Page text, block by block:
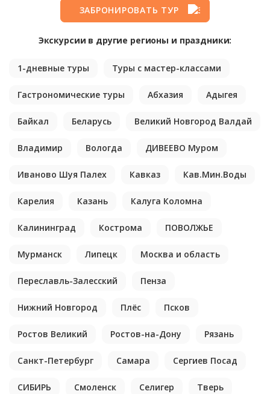
ЗАБРОНИРОВАТЬ ТУР
Экскурсии в другие регионы и праздники:
1-дневные туры Туры с мастер-классами
Гастрономические туры Абхазия Адыгея
Байкал Беларусь Великий Новгород Валдай
Владимир Вологда ДИВЕЕВО Муром
Иваново Шуя Палех Кавказ Кав.Мин.Воды
Карелия Казань Калуга Коломна
Калининград Кострома ПОВОЛЖЬЕ
Мурманск Липецк Москва и область
Переславль-Залесский Пенза
Нижний Новгород Плёс Псков
Ростов Великий Ростов-на-Дону Рязань
Санкт-Петербург Самара Сергиев Посад
СИБИРЬ Смоленск Селигер Тверь